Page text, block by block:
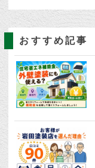
おすすめ記事